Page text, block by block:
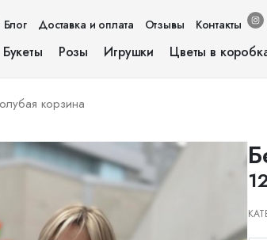
Блог Доставка и оплата Отзывы Контакты
Букеты Розы Игрушки Цветы в
корзина